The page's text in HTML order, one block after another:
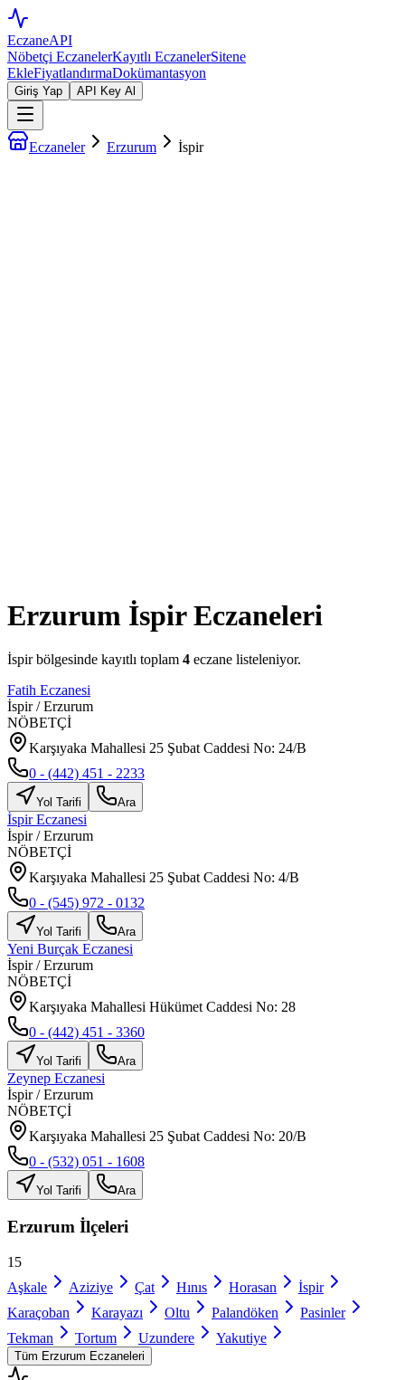
EczaneAPI
Nöbetçi EczanelerKayıtlı EczanelerSitene
EkleFiyatlandırmaDokümantasyon
Giriş Yap API Key Al
Eczaneler Erzurum İspir
Erzurum İspirEczaneleri
İspirbölgesinde kayıtlı toplam 4 eczane listeleniyor.
Fatih Eczanesi
İspir/Erzurum
NÖBETÇİ
Karşıyaka Mahallesi 25 Şubat Caddesi No: 24/B
0 - (442) 451 - 2233
Yol Tarifi Ara
İspir Eczanesi
İspir/Erzurum
NÖBETÇİ
Karşıyaka Mahallesi 25 Şubat Caddesi No: 4/B
0 - (545) 972 - 0132
Yol Tarifi Ara
Yeni Burçak Eczanesi
İspir/Erzurum
NÖBETÇİ
Karşıyaka Mahallesi Hükümet Caddesi No: 28
0 - (442) 451 - 3360
Yol Tarifi Ara
Zeynep Eczanesi
İspir/Erzurum
NÖBETÇİ
Karşıyaka Mahallesi 25 Şubat Caddesi No: 20/B
0 - (532) 051 - 1608
Yol Tarifi Ara
Erzurum İlçeleri
15
Aşkale
Aziziye Çat Hınıs Horasan
İspir
Karaçoban
Karayazı Oltu Palandöken
Pasinler
Tekman
Tortum Uzundere Yakutiye
Tüm Erzurum Eczaneleri